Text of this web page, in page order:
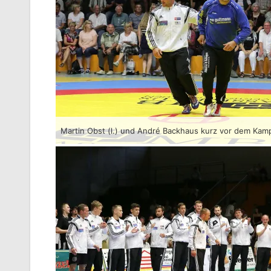
Martin Obst (l.) und André Backhaus kurz vor dem